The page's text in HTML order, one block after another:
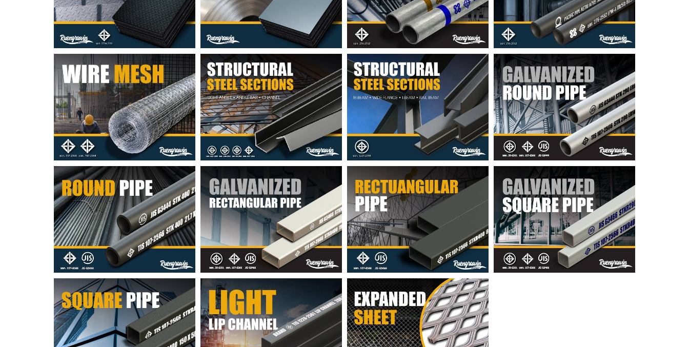
ไวร์เมช
ฉากพับ • ฉากรีดร้อน • ราง
หนา
เอชบีม • ไวด์แฟรงค์ • ไอบีม
• รางรถไฟ
แป๊ปกลม GI
แป๊ปดำ • แป๊ปกลม แป๊ปแบน GI แป๊ปแบน แป๊ปโปร่ง GI
แป๊ปโปร่ง เหล็กตัวซีมีขอบ เหล็กแผ่นตะแกรงฉีก